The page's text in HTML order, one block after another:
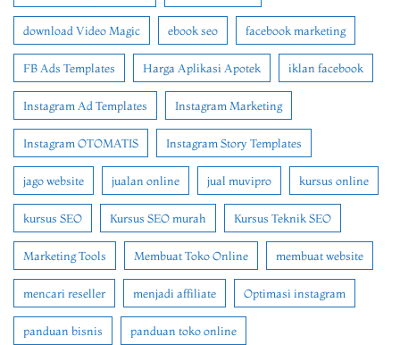
download Video Magic ebook seo facebook marketing
FB Ads Templates Harga Aplikasi Apotek iklan facebook
Instagram Ad Templates Instagram Marketing
Instagram OTOMATIS Instagram Story Templates
jago website jualan online jual muvipro kursus online
kursus SEO Kursus SEO murah Kursus Teknik SEO
Marketing Tools Membuat Toko Online membuat website
mencari reseller menjadi affiliate Optimasi instagram
panduan bisnis panduan toko online